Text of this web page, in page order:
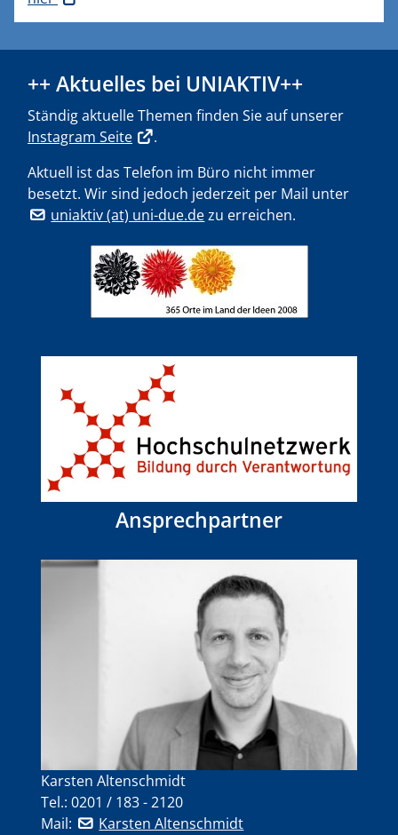
++ Aktuelles bei UNIAKTIV++
Ständig aktuelle Themen finden Sie auf unserer
Instagram Seite
.
Aktuell ist das Telefon im Büro nicht immer
besetzt. Wir sind jedoch jederzeit per Mail unter
uniaktiv (at) uni-due.dezu erreichen.
Ansprechpartner
Karsten Altenschmidt
Tel.: 0201 / 183 - 2120
Mail:
Karsten Altenschmidt